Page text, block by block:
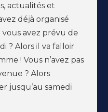
actualités et
déjà organisé
avez prévu de
? Alors il va falloir
! Vous n’avez pas
? Alors
jusqu’au samedi